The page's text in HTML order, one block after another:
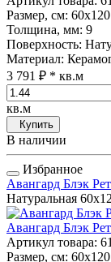
Размер, см: 60x120
Толщина, мм: 9
Поверхность:
Материал:
3 791 ₽ * кв.м
кв.м
Купить
В наличии
Избранное
Авангард Блэк
Натуральная
Авангард Блэк
Артикул товара:
Размер, см: 60x120